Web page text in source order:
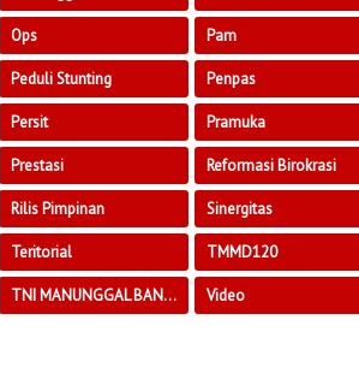
Ops Pam
Peduli Stunting Penpas
Persit Pramuka
Prestasi Reformasi Birokrasi
Rilis Pimpinan Sinergitas
Teritorial TMMD120
TNI MANUNGGAL BANGUN DESA Video